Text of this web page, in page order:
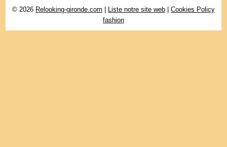
© 2026 Relooking-gironde.com Liste notre site web
Cookies Policy
fashion